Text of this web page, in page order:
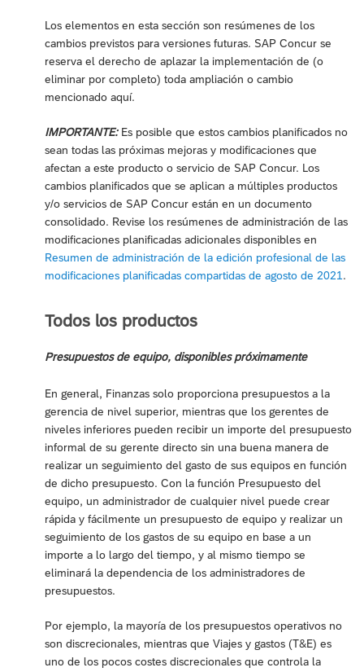
Los elementos en esta sección son resúmenes de los
cambios previstos para versiones futuras. SAP Concur se
reserva el derecho de aplazar la implementación de (o
eliminar por completo) toda ampliación o cambio
mencionado aquí.
IMPORTANTE:Es posible que estos cambios planificados no
sean todas las próximas mejoras y modificaciones que
afectan a este producto o servicio de SAP Concur. Los
cambios planificados que se aplican a múltiples productos
y/o servicios de SAP Concur están en un documento
consolidado. Revise los resúmenes de administración de las
modificaciones planificadas adicionales disponibles en
Resumen de administración de la edición profesional de las
modificaciones planificadas compartidas de agosto de 2021.
Todos los productos
Presupuestos de equipo, disponibles próximamente
En general, Finanzas solo proporciona presupuestos a la
gerencia de nivel superior, mientras que los gerentes de
niveles inferiores pueden recibir un importe del presupuesto
informal de su gerente directo sin una buena manera de
realizar un seguimiento del gasto de sus equipos en función
de dicho presupuesto. Con la función Presupuesto del
equipo, un administrador de cualquier nivel puede crear
rápida y fácilmente un presupuesto de equipo y realizar un
seguimiento de los gastos de su equipo en base a un
importe a lo largo del tiempo, y al mismo tiempo se
eliminará la dependencia de los administradores de
presupuestos.
Por ejemplo, la mayoría de los presupuestos operativos no
son discrecionales, mientras que Viajes y gastos (T&E) es
uno de los pocos costes discrecionales que controla la